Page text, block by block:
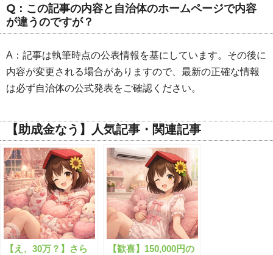
Q：この記事の内容と自治体のホームページで内容
が違うのですが？
A：記事は執筆時点の公表情報を基にしています。その後に
内容が変更される場合がありますので、最新の正確な情報
は必ず自治体の公式発表をご確認ください。
【助成金なう】人気記事・関連記事
【え、30万？】さら
【歓喜】150,000円の